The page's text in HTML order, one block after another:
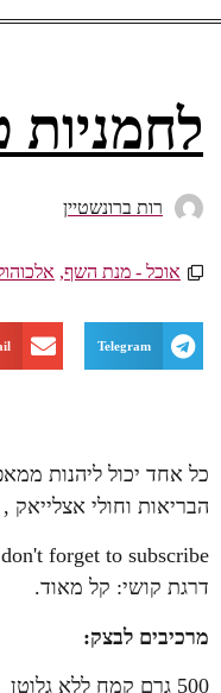
לחמניות
רות ברונשטיין
אוכל - מנת השף, אלכוהול
Telegram
כל אחד יכול ליהנות
הבריאות וחולי
forget to subscribe!
דרגת קושי: קל מאוד.
מרכיבים לבצק:
500 גרם קמח ללא גלוטן